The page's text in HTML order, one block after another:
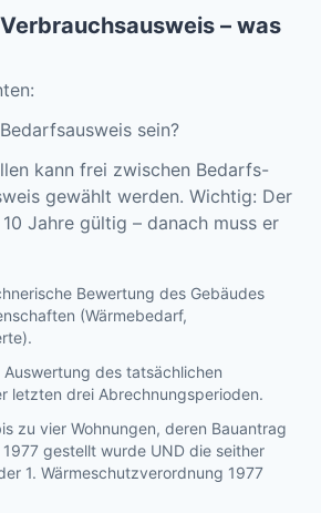
– was
sein?
kann frei zwischen Bedarfs-
gewählt werden. Wichtig: Der
Jahre gültig – danach muss er
Bewertung des Gebäudes
(Wärmebedarf,
Auswertung des tatsächlichen
letzten drei Abrechnungsperioden.
zu vier Wohnungen, deren Bauantrag
gestellt wurde UND die seither
1. Wärmeschutzverordnung 1977